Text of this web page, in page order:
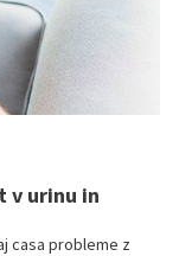
v urinu in
casa probleme z